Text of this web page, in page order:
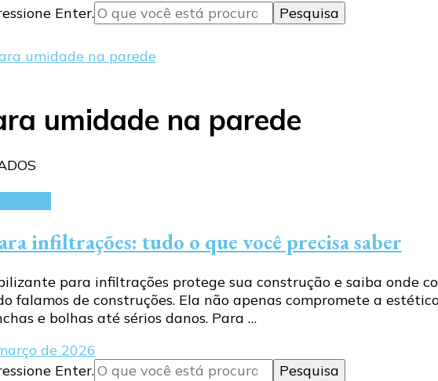
Enter.
umidade na parede
umidade na parede
infiltrações: tudo o que você precisa saber
para infiltrações protege sua construção e saiba onde
falamos de construções. Ela não apenas compromete a
e bolhas até sérios danos. Para …
de 2026
Enter.